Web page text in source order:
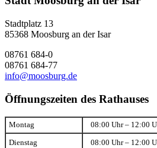
Stadtplatz 13
85368 Moosburg an der Isar
08761 684-0
08761 684-77
info@moosburg.de
Öffnungszeiten des Rathauses
Montag 08:00 Uhr – 12:00
Dienstag 08:00 Uhr – 12:00